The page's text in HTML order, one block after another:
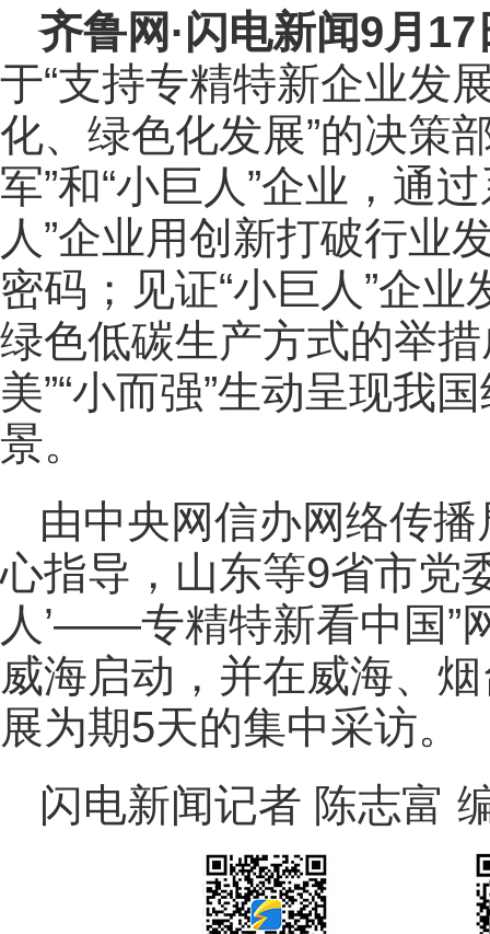
齐鲁网 ·闪电新闻9月17
于“支持专精特新企业发
化、绿色化发展”的决策
军”和“小巨人”企业，通
人”企业用创新打破行业
密码；见证“小巨人”企
绿色低碳生产方式的举措
美”“小而强”生动呈现我
景。
由中央网信办网络传
心指导，山东等9省市党
人’——专精特新看中国”
威海启动，并在威海、
展为期5天的集中采访。
闪电新闻记者 陈志富